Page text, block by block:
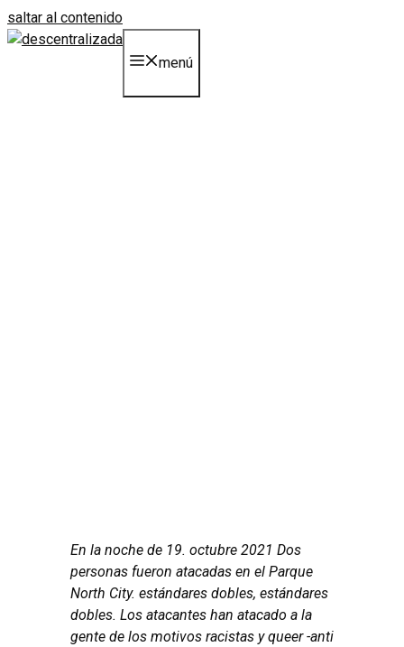
saltar al contenido
menú
En la noche de 19. octubre 2021 Dos
personas fueron atacadas en el Parque
North City. estándares dobles, estándares
dobles. Los atacantes han atacado a la
gente de los motivos racistas y queer -anti